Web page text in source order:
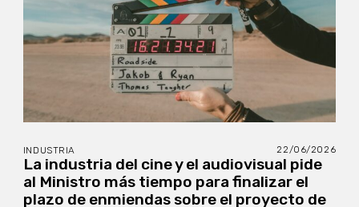
INDUSTRIA 22/06/2026
La industria del cine y el audiovisual pide
al Ministro más tiempo para finalizar el
plazo de enmiendas sobre el proyecto de